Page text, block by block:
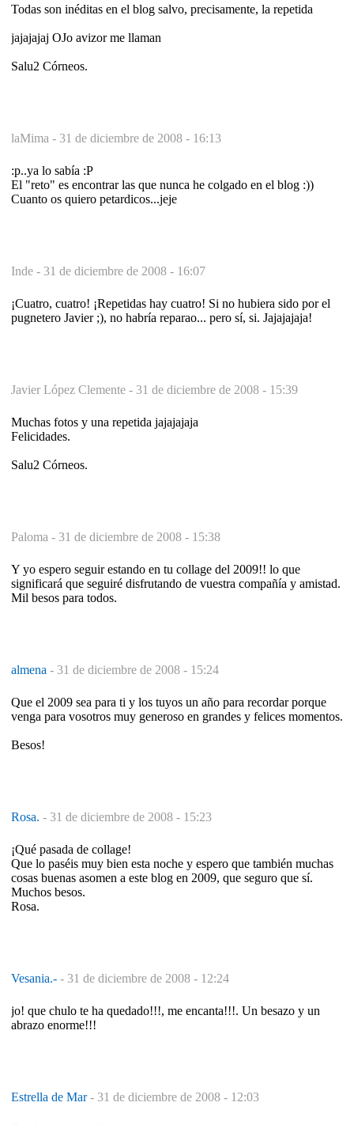
Todas son inéditas en el blog salvo, precisamente, la repetida
jajajajaj OJo avizor me llaman
Salu2 Córneos.
laMima - 31 de diciembre de 2008 - 16:13
:p..ya lo sabía :P
El "reto" es encontrar las que nunca he colgado en el blog :))
Cuanto os quiero petardicos...jeje
Inde - 31 de diciembre de 2008 - 16:07
¡Cuatro, cuatro! ¡Repetidas hay cuatro! Si no hubiera sido por el
pugnetero Javier ;), no habría reparao... pero sí, si. Jajajajaja!
Javier López Clemente - 31 de diciembre de 2008 - 15:39
Muchas fotos y una repetida jajajajaja
Felicidades.
Salu2 Córneos.
Paloma - 31 de diciembre de 2008 - 15:38
Y yo espero seguir estando en tu collage del 2009!! lo que
significará que seguiré disfrutando de vuestra compañía y amistad.
Mil besos para todos.
almena - 31 de diciembre de 2008 - 15:24
Que el 2009 sea para ti y los tuyos un año para recordar porque
venga para vosotros muy generoso en grandes y felices momentos.
Besos!
Rosa. - 31 de diciembre de 2008 - 15:23
¡Qué pasada de collage!
Que lo paséis muy bien esta noche y espero que también muchas
cosas buenas asomen a este blog en 2009, que seguro que sí.
Muchos besos.
Rosa.
Vesania.- - 31 de diciembre de 2008 - 12:24
jo! que chulo te ha quedado!!!, me encanta!!!. Un besazo y un
abrazo enorme!!!
Estrella de Mar- 31 de diciembre de 2008 - 12:03